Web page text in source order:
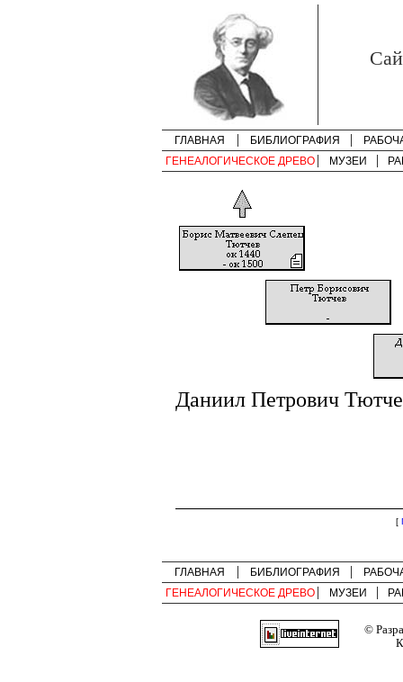
ГЛАВНАЯ БИБЛИОГРАФИЯ
ГЕНЕАЛОГИЧЕСКОЕ ДРЕВО
МУЗЕИ
Даниил Петрович
[
ГЛАВНАЯ БИБЛИОГРАФИЯ
ГЕНЕАЛОГИЧЕСКОЕ ДРЕВО
МУЗЕИ
©